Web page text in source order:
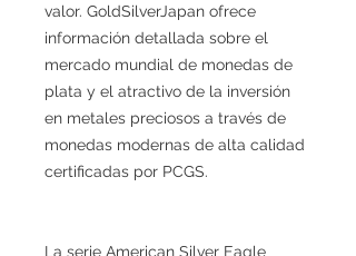
valor. GoldSilverJapan ofrece
información detallada sobre el
mercado mundial de monedas de
plata y el atractivo de la inversión
en metales preciosos a través de
monedas modernas de alta calidad
certificadas por PCGS.
La serie American Silver Eagle